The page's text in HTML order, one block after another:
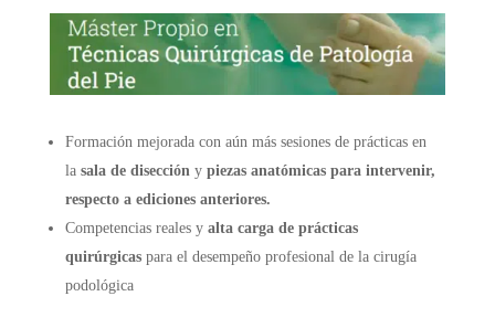
Formación mejorada con aún más sesiones de prácticas en
la sala de disección y piezas anatómicas para intervenir,
respecto a ediciones anteriores.
Competencias reales y alta carga de prácticas
quirúrgicaspara el desempeño profesional de la cirugía
podológica